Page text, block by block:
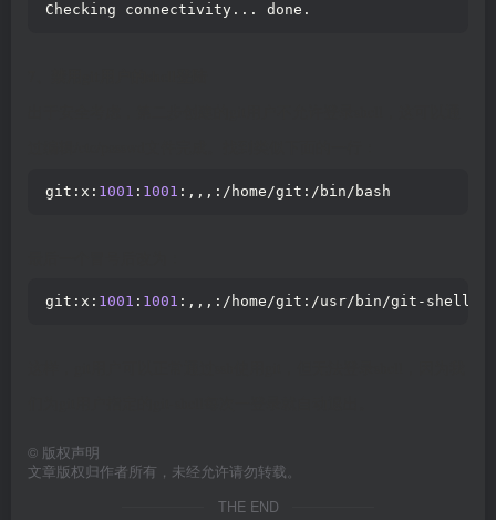
Checking connectivity... done.
git:x: 1001 : 1001 :,,,:/home/git:/bin/bash
git:x: 1001 : 1001 :,,,:/home/git:/usr/bin/git-shell
© 版权声明
文章版权归作者所有，未经允许请勿转载。
THE END